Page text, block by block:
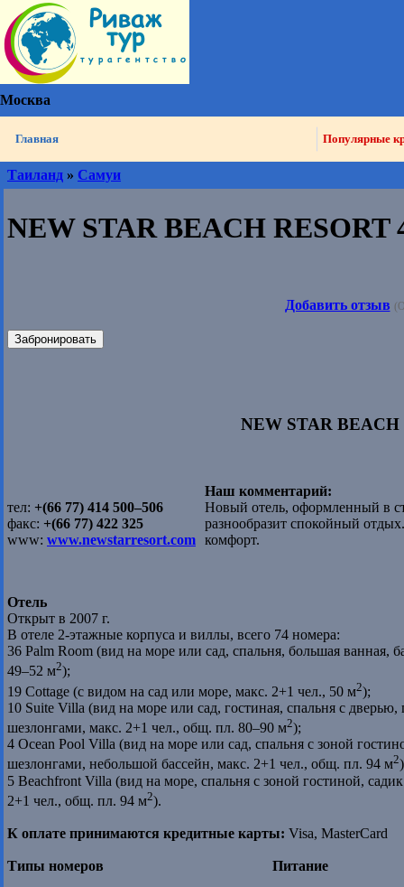
Москва
Главная Популярные
Таиланд » Самуи
NEW STAR BEACH RESORT
Добавить отзыв
Забронировать
NEW STAR BEACH
тел: +(66 77) 414 500–506
факс: +(66 77) 422 325
www: www.newstarresort.com
Наш комментарий:
Новый отель, оформленный в
разнообразит спокойный
комфорт.
Отель
Открыт в 2007 г.
В отеле 2-этажные корпуса и виллы, всего 74 номера:
36 Palm Room (вид на море или сад, спальня, большая ванная,
49–52 м2);
19 Cottage (с видом на сад или море, макс. 2+1 чел., 50 м2);
10 Suite Villa (вид на море или сад, гостиная, спальня с дверью,
шезлонгами, макс. 2+1 чел., общ. пл. 80–90 м2);
4 Ocean Pool Villa (вид на море или сад, спальня с зоной
шезлонгами, небольшой бассейн, макс. 2+1 чел., общ. пл. 94 м2
5 Beachfront Villa (вид на море, спальня с зоной гостиной,
2+1 чел., общ. пл. 94 м2).
К оплате принимаются кредитные карты: Visa, MasterCard
Типы номеров
Питание